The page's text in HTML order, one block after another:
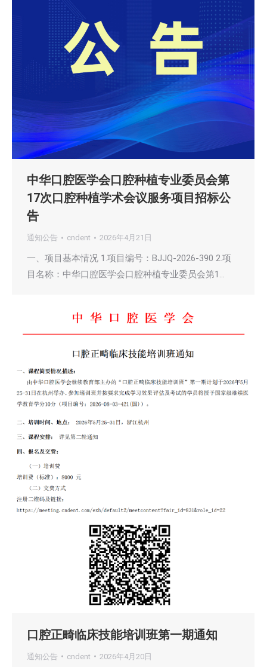
中华口腔医学会口腔种植专业委员会第
17次口腔种植学术会议服务项目招标公
告
通知公告 cndent 2026年4月21日
一、项目基本情况 1.项目编号：BJJQ-2026-390 2.项
目名称：中华口腔医学会口腔种植专业委员会第1…
口腔正畸临床技能培训班第一期通知
通知公告 cndent 2026年4月20日